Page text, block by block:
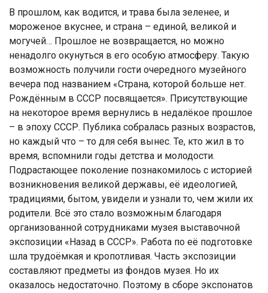
В прошлом, как водится, и трава была зеленее, и
мороженое вкуснее, и страна – единой, великой и
могучей… Прошлое не возвращается, но можно
ненадолго окунуться в его особую атмосферу. Такую
возможность получили гости очередного музейного
вечера под названием «Страна, которой больше нет.
Рождённым в СССР посвящается». Присутствующие
на некоторое время вернулись в недалёкое прошлое
– в эпоху СССР. Публика собралась разных возрастов,
но каждый что – то для себя вынес. Те, кто жил в то
время, вспомнили годы детства и молодости.
Подрастающее поколение познакомилось с историей
возникновения великой державы, её идеологией,
традициями, бытом, увидели и узнали то, чем жили их
родители. Всё это стало возможным благодаря
организованной сотрудниками музея выставочной
экспозиции «Назад в СССР». Работа по её подготовке
шла трудоёмкая и кропотливая. Часть экспозиции
составляют предметы из фондов музея. Но их
оказалось недостаточно. Поэтому в сборе экспонатов